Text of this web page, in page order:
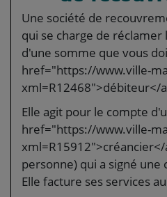
Une société de
qui se charge de
d'une somme que vous
href="https://www.ville-
xml=R12468">débiteur</
Elle agit pour le compte
href="https://www.ville-
personne) qui a signé une
Elle facture ses services